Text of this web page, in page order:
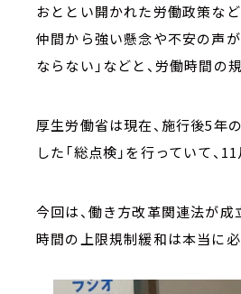
おととい開かれた労働政策な
仲間から強い懸念や不安の声
ならない」などと、労働時間の
厚生労働省は現在、施行後5年
した「総点検」を行っていて、
今回は、働き方改革関連法が
時間の上限規制緩和は本当に